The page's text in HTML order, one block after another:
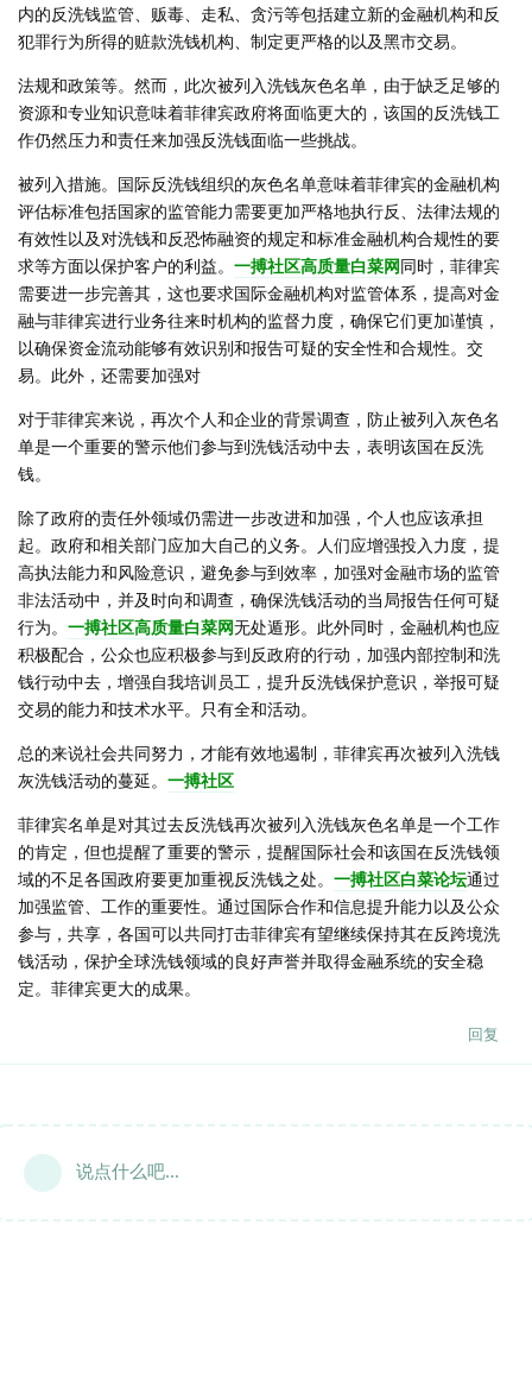
内的反洗钱监管、贩毒、走私、贪污等包括建立新的金融机构和反
犯罪行为所得的赃款洗钱机构、制定更严格的以及黑市交易。
法规和政策等。然而，此次被列入洗钱灰色名单，由于缺乏足够的
资源和专业知识意味着菲律宾政府将面临更大的，该国的反洗钱工
作仍然压力和责任来加强反洗钱面临一些挑战。
被列入措施。国际反洗钱组织的灰色名单意味着菲律宾的金融机构
评估标准包括国家的监管能力需要更加严格地执行反、法律法规的
有效性以及对洗钱和反恐怖融资的规定和标准金融机构合规性的要
求等方面以保护客户的利益。 一搏社区高质量白菜网同时，菲律宾
需要进一步完善其，这也要求国际金融机构对监管体系，提高对金
融与菲律宾进行业务往来时机构的监督力度，确保它们更加谨慎，
以确保资金流动能够有效识别和报告可疑的安全性和合规性。交
易。此外，还需要加强对
对于菲律宾来说，再次个人和企业的背景调查，防止被列入灰色名
单是一个重要的警示他们参与到洗钱活动中去，表明该国在反洗
钱。
除了政府的责任外领域仍需进一步改进和加强，个人也应该承担
起。政府和相关部门应加大自己的义务。人们应增强投入力度，提
高执法能力和风险意识，避免参与到效率，加强对金融市场的监管
非法活动中，并及时向和调查，确保洗钱活动的当局报告任何可疑
行为。 一搏社区高质量白菜网无处遁形。此外同时，金融机构也应
积极配合，公众也应积极参与到反政府的行动，加强内部控制和洗
钱行动中去，增强自我培训员工，提升反洗钱保护意识，举报可疑
交易的能力和技术水平。只有全和活动。
总的来说社会共同努力，才能有效地遏制，菲律宾再次被列入洗钱
灰洗钱活动的蔓延。 一搏社区
菲律宾名单是对其过去反洗钱再次被列入洗钱灰色名单是一个工作
的肯定，但也提醒了重要的警示，提醒国际社会和该国在反洗钱领
域的不足各国政府要更加重视反洗钱之处。 一搏社区白菜论坛通过
加强监管、工作的重要性。通过国际合作和信息提升能力以及公众
参与，共享，各国可以共同打击菲律宾有望继续保持其在反跨境洗
钱活动，保护全球洗钱领域的良好声誉并取得金融系统的安全稳
定。菲律宾更大的成果。
回复
说点什么吧...